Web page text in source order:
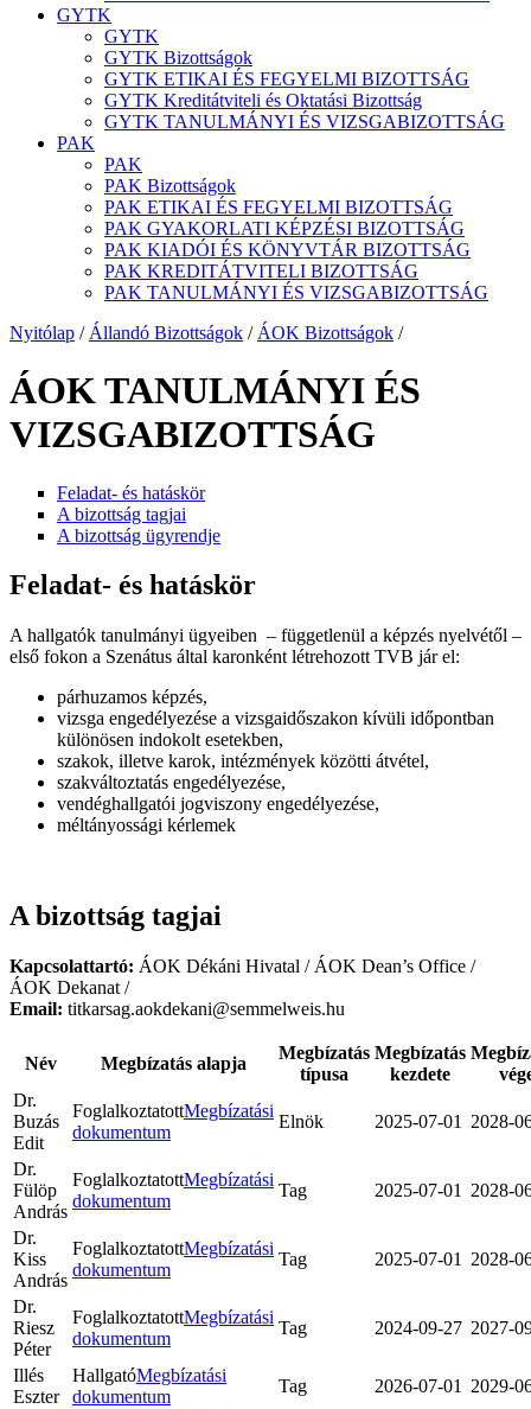
GYTK
GYTK
GYTK Bizottságok
GYTK ETIKAI ÉS FEGYELMI BIZOTTSÁG
GYTK Kreditátviteli és Oktatási Bizottság
GYTK TANULMÁNYI ÉS VIZSGABIZOTTSÁG
PAK
PAK
PAK Bizottságok
PAK ETIKAI ÉS FEGYELMI BIZOTTSÁG
PAK GYAKORLATI KÉPZÉSI BIZOTTSÁG
PAK KIADÓI ÉS KÖNYVTÁR BIZOTTSÁG
PAK KREDITÁTVITELI BIZOTTSÁG
PAK TANULMÁNYI ÉS VIZSGABIZOTTSÁG
Nyitólap / Állandó Bizottságok / ÁOK Bizottságok /
ÁOK TANULMÁNYI ÉS
VIZSGABIZOTTSÁG
Feladat- és hatáskör
A bizottság tagjai
A bizottság ügyrendje
Feladat- és hatáskör
A hallgatók tanulmányi ügyeiben – függetlenül a képzés nyelvétől –
első fokon a Szenátus által karonként létrehozott TVB jár el:
párhuzamos képzés,
vizsga engedélyezése a vizsgaidőszakon kívüli időpontban
különösen indokolt esetekben,
szakok, illetve karok, intézmények közötti átvétel,
szakváltoztatás engedélyezése,
vendéghallgatói jogviszony engedélyezése,
méltányossági kérlemek
A bizottság tagjai
Kapcsolattartó: ÁOK Dékáni Hivatal / ÁOK Dean’s Office /
ÁOK Dekanat /
Email: titkarsag.aokdekani@semmelweis.hu
Név Megbízatás alapja
Megbízatás
típusa
Megbízatás
kezdete
Dr.
Buzás
Edit
FoglalkoztatottMegbízatási
dokumentum
Elnök 2025-07-01 2028-
Dr.
Fülöp
András
FoglalkoztatottMegbízatási
dokumentum
Tag 2025-07-01 2028-
Dr.
Kiss
András
FoglalkoztatottMegbízatási
dokumentum
Tag 2025-07-01 2028-
Dr.
Riesz
Péter
FoglalkoztatottMegbízatási
dokumentum
Tag 2024-09-27 2027-
Illés
Eszter
HallgatóMegbízatási
dokumentum
Tag 2026-07-01
2029-